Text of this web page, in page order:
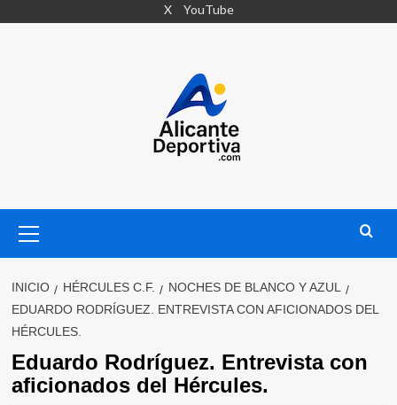
X YouTube
primario
INICIO HÉRCULES C.F.
NOCHES DE BLANCO Y AZUL
EDUARDO RODRÍGUEZ. ENTREVISTA CON AFICIONADOS DEL
HÉRCULES.
Eduardo Rodríguez. Entrevista con
aficionados del Hércules.